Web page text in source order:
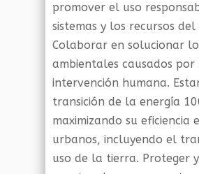
promover el uso
sistemas y los recursos
Colaborar en solucionar
ambientales causados por
intervención humana.
transición de la energía
maximizando su eficiencia
urbanos, incluyendo el
uso de la tierra. Proteger